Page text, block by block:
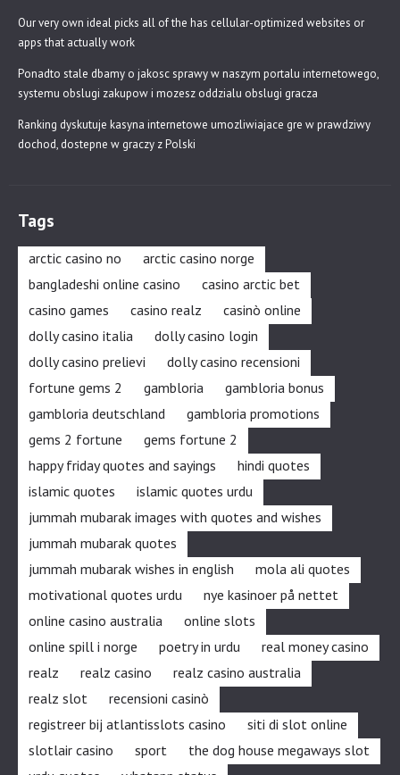
Our very own ideal picks all of the has cellular-optimized websites or
apps that actually work
Ponadto stale dbamy o jakosc sprawy w naszym portalu internetowego,
systemu obslugi zakupow i mozesz oddzialu obslugi gracza
Ranking dyskutuje kasyna internetowe umozliwiajace gre w prawdziwy
dochod, dostepne w graczy z Polski
Tags
arctic casino no
arctic casino norge
bangladeshi online casino
casino arctic bet
casino games
casino realz
casinò online
dolly casino italia
dolly casino login
dolly casino prelievi
dolly casino recensioni
fortune gems 2
gambloria
gambloria bonus
gambloria deutschland
gambloria promotions
gems 2 fortune
gems fortune 2
happy friday quotes and sayings
hindi quotes
islamic quotes
islamic quotes urdu
jummah mubarak images with quotes and wishes
jummah mubarak quotes
jummah mubarak wishes in english
mola ali quotes
motivational quotes urdu
nye kasinoer på nettet
online casino australia
online slots
online spill i norge
poetry in urdu
real money casino
realz
realz casino
realz casino australia
realz slot
recensioni casinò
registreer bij atlantisslots casino
siti di slot online
slotlair casino
sport
the dog house megaways slot